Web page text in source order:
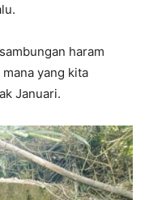
haram
yang kita
Januari.